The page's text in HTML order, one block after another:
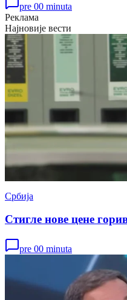
pre 00 minuta
Реклама
Најновије вести
Србија
Стигле нове цене
pre 00 minuta